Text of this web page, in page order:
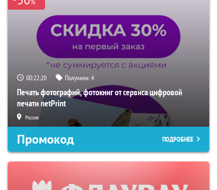
00:22:19 Получили:4
Печать фотографий, фотокниг от сервиса цифровой
печати netPrint
Россия
Промокод ПОДРОБНЕЕ